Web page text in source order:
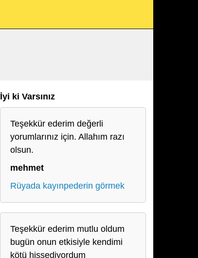
İyi ki Varsınız
Teşekkür ederim değerli
yorumlarınız için. Allahım razı
olsun.
mehmet
Rüyada kayınpederin görmek
Teşekkür ederim mutlu oldum
bugün onun etkisiyle kendimi
kötü hissediyordum